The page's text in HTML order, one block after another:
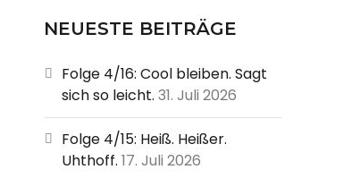
f
r
NEUESTE BEITRÄGE
Folge 4/16: Cool bleiben. Sagt
sich so leicht. 31. Juli 2026
Folge 4/15: Heiß. Heißer.
Uhthoff. 17. Juli 2026